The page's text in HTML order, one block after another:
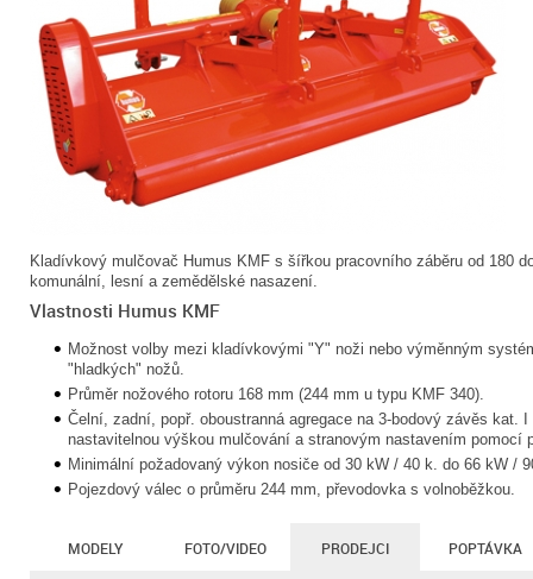
Kladívkový mulčovač Humus KMF s šířkou pracovního záběru od 180
komunální, lesní a zemědělské nasazení.
Vlastnosti Humus KMF
Možnost volby mezi kladívkovými "Y" noži nebo výměnným
"hladkých" nožů.
Průměr nožového rotoru 168 mm (244 mm u typu KMF 340).
Čelní, zadní, popř. oboustranná agregace na 3-bodový závěs kat.
nastavitelnou výškou mulčování a stranovým nastavením pomocí
Minimální požadovaný výkon nosiče od 30 kW / 40 k. do 66 kW /
Pojezdový válec o průměru 244 mm, převodovka s volnoběžkou.
MODELY FOTO/VIDEO PRODEJCI POPTÁVKA